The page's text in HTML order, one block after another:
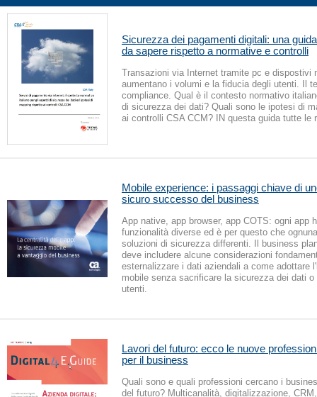
Sicurezza dei pagamenti digitali: una
da sapere rispetto a normative e controlli
Transazioni via Internet tramite pc e dispostivi
aumentano i volumi e la fiducia degli utenti. Il
compliance. Qual è il contesto normativo
di sicurezza dei dati? Quali sono le ipotesi di
ai controlli CSA CCM? IN questa guida tutte le
Mobile experience: i passaggi chiave di
sicuro successo del business
App native, app browser, app COTS: ogni app
funzionalità diverse ed è per questo che
soluzioni di sicurezza differenti. Il business
deve includere alcune considerazioni
esternalizzare i dati aziendali a come adottare
mobile senza sacrificare la sicurezza dei dati
utenti.
Lavori del futuro: ecco le nuove
per il business
Quali sono e quali professioni cercano i
del futuro? Multicanalità, digitalizzazione, CRM,